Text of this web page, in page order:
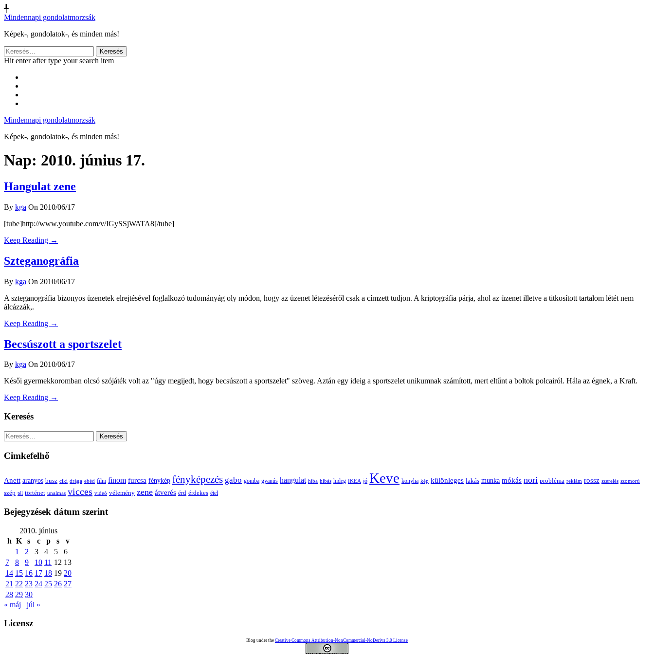
╄
Mindennapi gondolatmorzsák
Képek-, gondolatok-, és minden más!
Keresés:
Hit enter after type your search item
Mindennapi gondolatmorzsák
Képek-, gondolatok-, és minden más!
Nap: 2010. június 17.
Hangulat zene
By kga On 2010/06/17
[tube]http://www.youtube.com/v/IGySSjWATA8[/tube]
Keep Reading →
Szteganográfia
By kga On 2010/06/17
A szteganográfia bizonyos üzenetek elrejtésével foglalkozó tudományág oly módon, hogy az üzenet létezéséről csak a címzett tudjon. A kriptográfia párja, ahol az üzenet illetve a titkosított tartalom létét nem
álcázzák,.
Keep Reading →
Becsúszott a sportszelet
By kga On 2010/06/17
Késői gyermekkoromban olcsó szójáték volt az "úgy megijedt, hogy becsúszott a sportszelet" szöveg. Aztán egy ideig a sportszelet unikumnak számított, mert eltűnt a boltok polcairól. Hála az égnek, a Kraft.
Keep Reading →
Keresés
Keresés:
Cimkefelhő
Anett aranyos busz ciki drága ebéd film finom furcsa fénykép fényképezés gabo gomba gyanús hangulat hiba hibás hideg IKEA jó Keve konyha kép különleges lakás munka mókás nori probléma reklám rossz szerelés szomorú
szép tél történet unalmas vicces videó vélemény zene átverés érd érdekes étel
Bejegyzések dátum szerint
2010. június
h K s c p s
v
1
2 3 4 5
6
7
8 9 10 11 12 13
14 15 16 17 18 19 20
21 22 23 24 25 26 27
28 29 30
« máj
júl »
Licensz
Blog under the Creative Commons Attribution-NonCommercial-NoDerivs 3.0 License